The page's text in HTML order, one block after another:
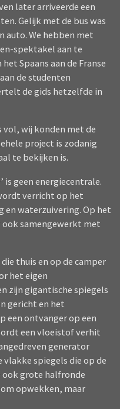
later arriveerde een
Gelijk met de bus was
auto. We hebben met
spektakel aan te
Spaans aan de Franse
de studenten
de gids hetzelfde in
vol, wij konden met de
project is zodanig
te bekijken is.
is geen energiecentrale.
verricht op het
en waterzuivering. Op het
samengewerkt met
thuis en op de camper
het eigen
zijn gigantische spiegels
gericht en het
een ontvanger op een
een vloeistof verhit
generator
spiegels die op de
ook grote halfronde
opwekken, maar